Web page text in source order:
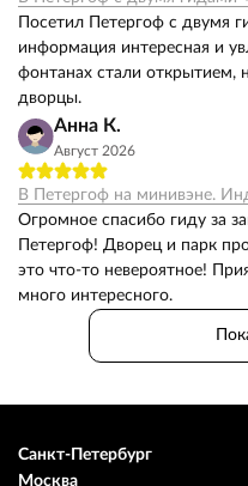
Посетил Петергоф с двумя
информация интересная и
фонтанах стали открытием,
дворцы.
Анна К.
Август 2026
В Петергоф на минивэне.
Огромное спасибо гиду за
Петергоф! Дворец и парк
это что-то невероятное!
много интересного.
Санкт-Петербург
Москва